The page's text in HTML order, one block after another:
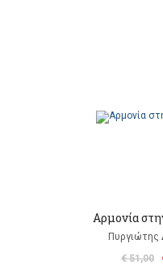
Αρμονία
Πυργιώτης
€ 51,00